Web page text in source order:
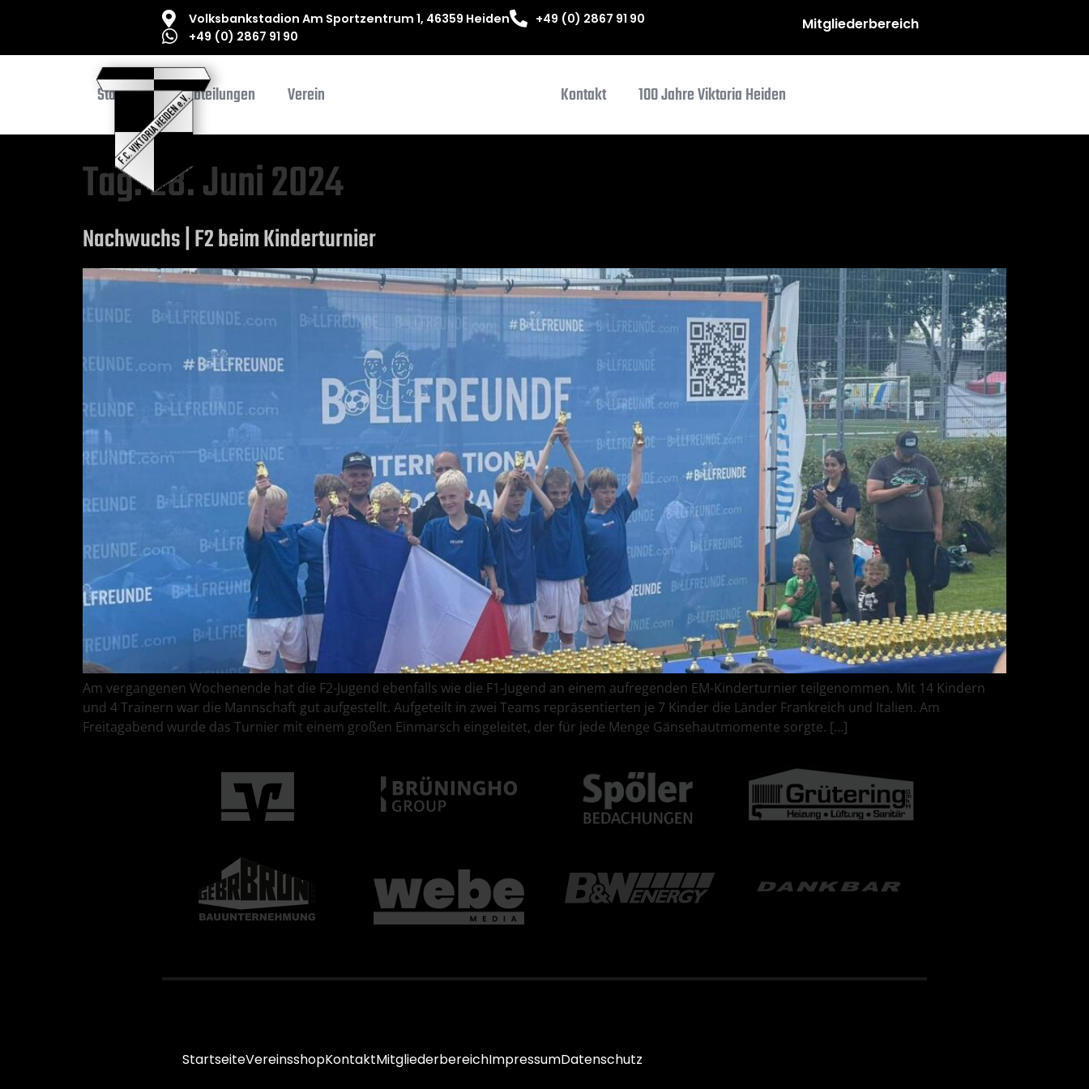
Volksbankstadion Am Sportzentrum 1, 46359 Heiden
+49 (0) 2867 91 90
+49 (0) 2867 91 90
Mitgliederbereich
Startseite Abteilungen Verein Kontakt 100 Jahre Viktoria Heiden
Tag:28. Juni 2024
Nachwuchs | F2 beim Kinderturnier
Am vergangenen Wochenende hat die F2-Jugend ebenfalls wie die F1-Jugend an einem aufregenden EM-Kinderturnier teilgenommen. Mit 14 Kindern
und 4 Trainern war die Mannschaft gut aufgestellt. Aufgeteilt in zwei Teams repräsentierten je 7 Kinder die Länder Frankreich und Italien. Am
Freitagabend wurde das Turnier mit einem großen Einmarsch eingeleitet, der für jede Menge Gänsehautmomente sorgte. […]
StartseiteVereinsshopKontaktMitgliederbereichImpressumDatenschutz